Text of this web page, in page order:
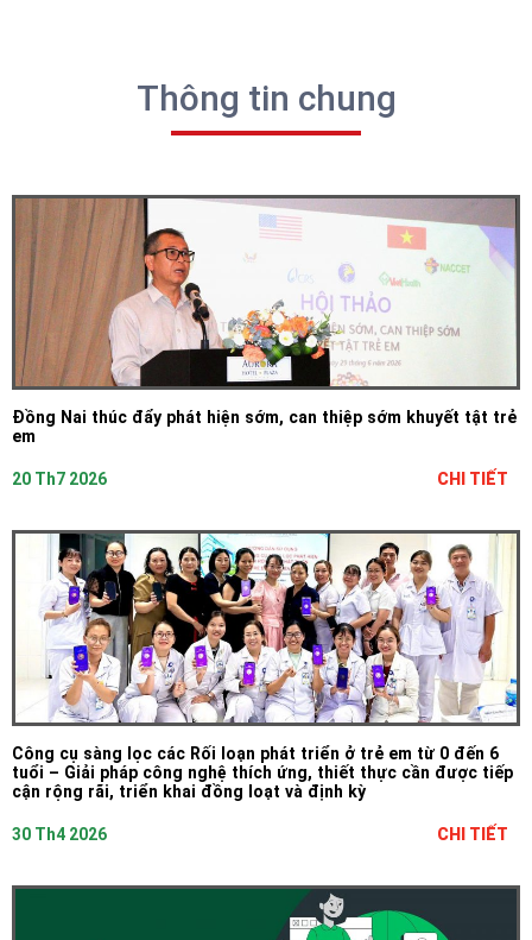
Thông tin chung
Đồng Nai thúc đẩy phát hiện sớm, can thiệp sớm khuyết tật trẻ
em
20 Th7 2026 CHI TIẾT
Công cụ sàng lọc các Rối loạn phát triển ở trẻ em từ 0 đến 6
tuổi – Giải pháp công nghệ thích ứng, thiết thực cần được tiếp
cận rộng rãi, triển khai đồng loạt và định kỳ
30 Th4 2026 CHI TIẾT